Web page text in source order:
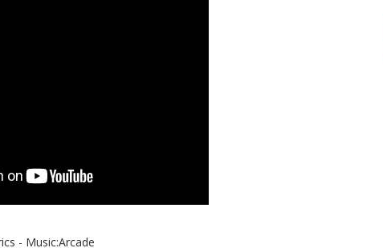
- Music:Arcade